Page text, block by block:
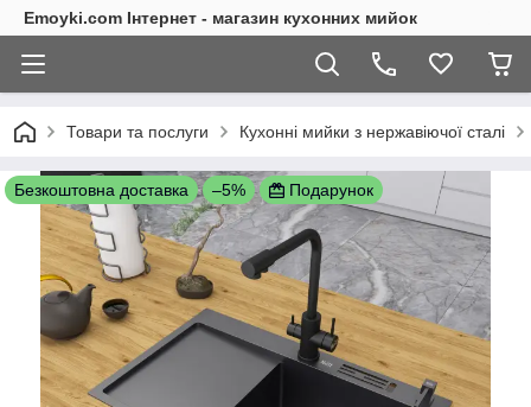
Emoyki.com Інтернет - магазин кухонних мийок
Товари та послуги Кухонні мийки з нержавіючої сталі
Безкоштовна доставка –5% Подарунок